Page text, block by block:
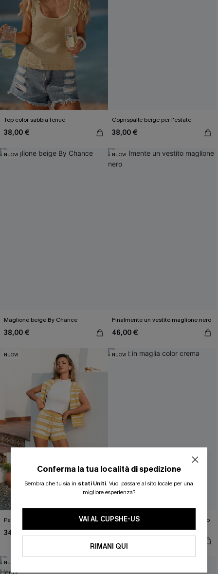
Top color sabbia tenue
38,00 €
Coprispalle beige per l'estate
38,00 €
NUOVI
Maglione beige By Chance
38,00 €
NUOVI
Finalmente un vestito maglione nero
46,00 €
NUOVI
Pantaloncini a righe color miele
34,00 €
NUOVI
Gilet in maglia color crema "Back to
NUOVI
Conferma la tua località di spedizione
Sembra che tu sia in stati Uniti. Vuoi passare al sito locale per una
migliore esperienza?
VAI AL CUPSHE-US
RIMANI QUI
ISCRIVITI PER OTTENERE
20% DI SCONTO SU 2 O PIÙ ARTICOLI